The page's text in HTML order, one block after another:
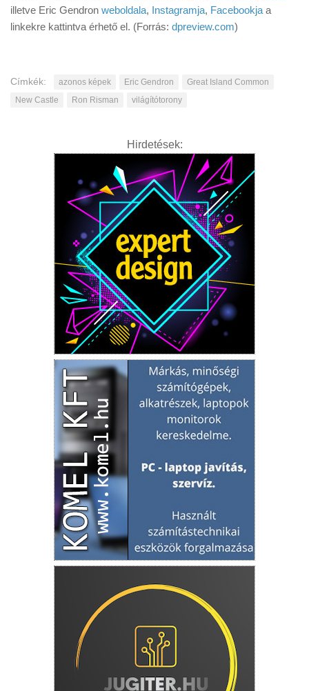
illetve Eric Gendron weboldala, Instagramja, Facebookja a
linkekre kattintva érhető el. (Forrás: dpreview.com)
Címkék: azonos képek Eric Gendron
Great Island Common
New Castle
Ron Risman világítótorony
Hirdetések: